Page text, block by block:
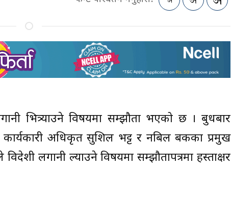
भित्र्याउने विषयमा सम्झौता भएको छ । बुधबार
कार्यकारी अधिकृत सुशिल भट्ट र नबिल बैंकका प्रमुख
लगानी ल्याउने विषयमा सम्झौतापत्रमा हस्ताक्षर